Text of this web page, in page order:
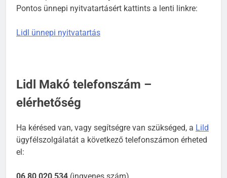
Pontos ünnepi nyitvatartásért kattints a lenti linkre:
Lidl ünnepi nyitvatartás
Lidl Makó telefonszám –
elérhetőség
Ha kérésed van, vagy segítségre van szükséged, a Lild
ügyfélszolgálatát a következő telefonszámon érheted
el: